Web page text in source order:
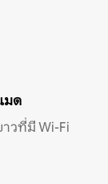
มด
วที่มี Wi-Fi